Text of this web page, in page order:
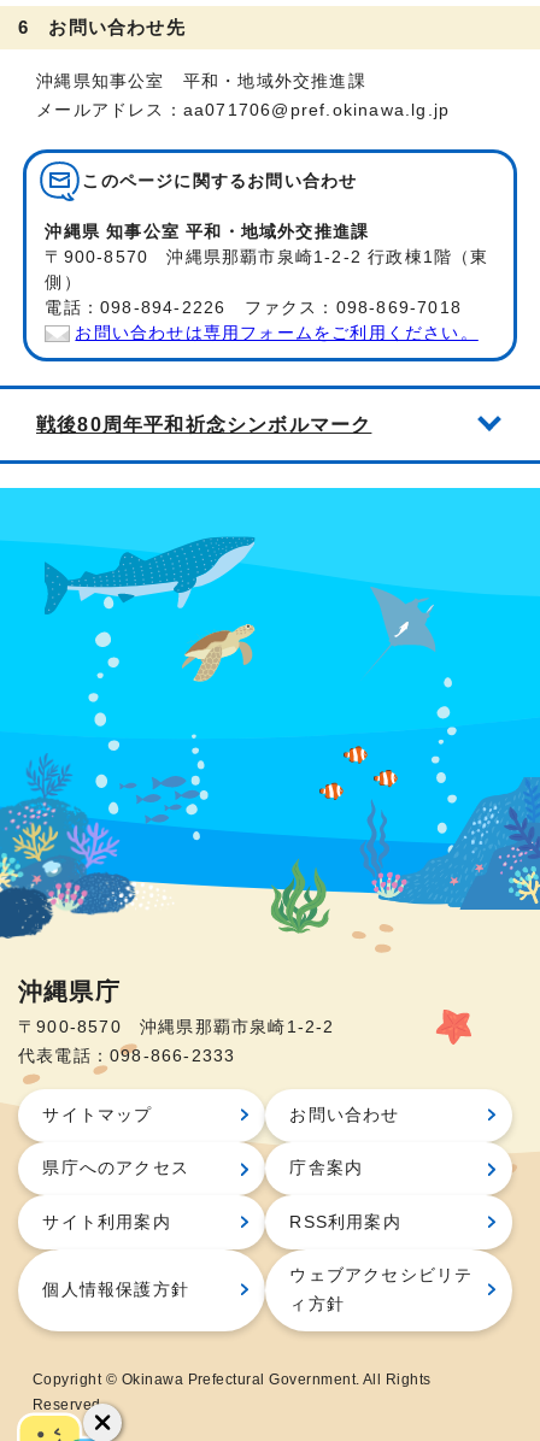
6 お問い合わせ先
沖縄県知事公室 平和・地域外交推進課
メールアドレス：aa071706@pref.okinawa.lg.jp
このページに関する お問い合わせ
沖縄県 知事公室 平和・地域外交推進課
〒900-8570 沖縄県那覇市泉崎1-2-2 行政棟1階（東
側）
電話：098-894-2226 ファクス：098-869-7018
お問い合わせは専用フォームをご利用ください。
戦後80周年平和祈念シンボルマーク
沖縄県庁
〒900-8570 沖縄県那覇市泉崎1-2-2
代表電話：098-866-2333
サイトマップ お問い合わせ
県庁へのアクセス 庁舎案内
サイト利用案内 RSS利用案内
個人情報保護方針
ウェブアクセシビリテ
ィ方針
Copyright © Okinawa Prefectural Government. All Rights
Reserved.